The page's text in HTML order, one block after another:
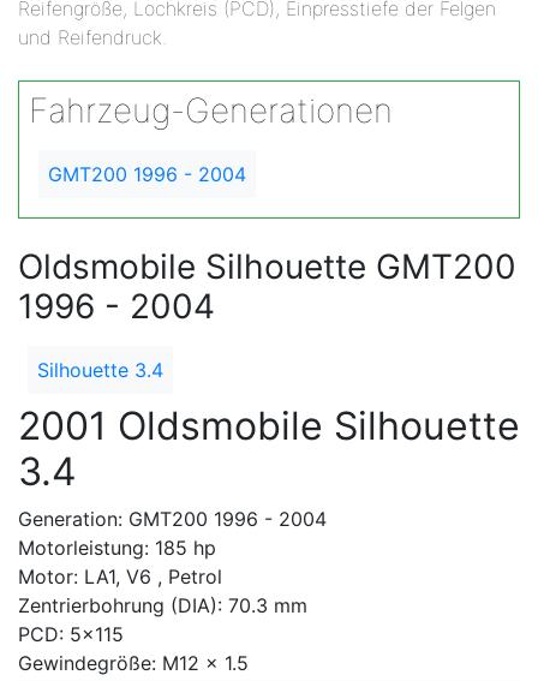
Reifengröße, Lochkreis (PCD), Einpresstiefe der Felgen
und Reifendruck.
Fahrzeug-Generationen
GMT200 1996 - 2004
Oldsmobile Silhouette GMT200
1996 - 2004
Silhouette 3.4
2001 Oldsmobile Silhouette
3.4
Generation: GMT200 1996 - 2004
Motorleistung: 185 hp
Motor: LA1, V6 , Petrol
Zentrierbohrung (DIA): 70.3 mm
PCD: 5x115
Gewindegröße: M12 x 1.5